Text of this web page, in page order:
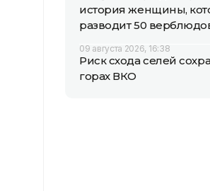
история женщины,
разводит 50
09 августа 2026, 16:38
Риск схода селей
горах ВКО